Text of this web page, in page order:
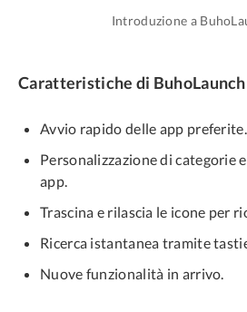
Introduzione a
Caratteristiche di
Avvio rapido delle app preferite.
Personalizzazione di categorie
app.
Trascina e rilascia le icone per
Ricerca istantanea tramite
Nuove funzionalità in arrivo.